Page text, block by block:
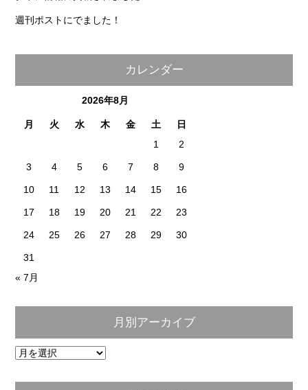
週刊ポストにでました！
カレンダー
2026年8月
月 火 水 木 金 土
日
1
2
3 4 5 6 7 8 9
10 11 12 13 14 15 16
17 18 19 20 21 22 23
24 25 26 27 28 29 30
31
« 7月
月別アーカイブ
月
ア